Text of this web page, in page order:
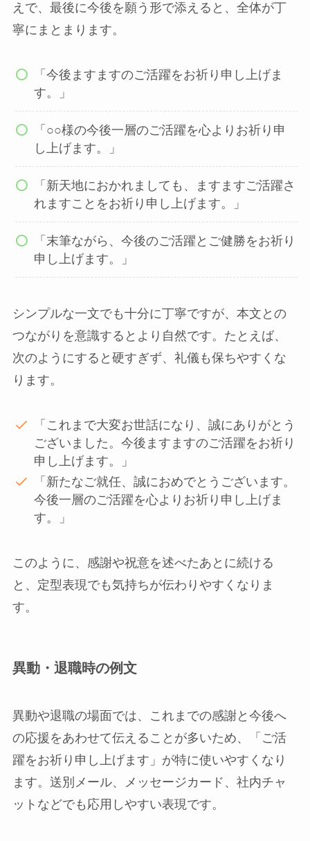
えで、最後に今後を願う形で添えると、全体が丁
寧にまとまります。
「今後ますますのご活躍をお祈り申し上げま
す。」
「○○様の今後一層のご活躍を心よりお祈り申
し上げます。」
「新天地におかれましても、ますますご活躍さ
れますことをお祈り申し上げます。」
「末筆ながら、今後のご活躍とご健勝をお祈り
申し上げます。」
シンプルな一文でも十分に丁寧ですが、本文との
つながりを意識するとより自然です。たとえば、
次のようにすると硬すぎず、礼儀も保ちやすくな
ります。
「これまで大変お世話になり、誠にありがとう
ございました。今後ますますのご活躍をお祈り
申し上げます。」
「新たなご就任、誠におめでとうございます。
今後一層のご活躍を心よりお祈り申し上げま
す。」
このように、感謝や祝意を述べたあとに続ける
と、定型表現でも気持ちが伝わりやすくなりま
す。
異動・退職時の例文
異動や退職の場面では、これまでの感謝と今後へ
の応援をあわせて伝えることが多いため、「ご活
躍をお祈り申し上げます」が特に使いやすくなり
ます。送別メール、メッセージカード、社内チャ
ットなどでも応用しやすい表現です。